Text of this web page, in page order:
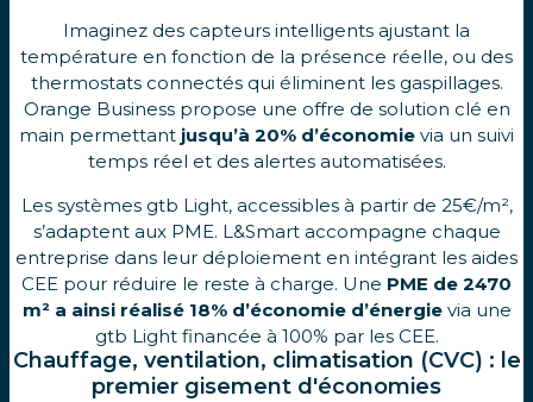
Imaginez des capteurs intelligents ajustant la
température en fonction de la présence réelle, ou des
thermostats connectés qui éliminent les gaspillages.
Orange Business propose une offre de solution clé en
main permettant jusqu’à 20% d’économie via un suivi
temps réel et des alertes automatisées.
Les systèmes gtb Light, accessibles à partir de 25€/m²,
s’adaptent aux PME. L&Smart accompagne chaque
entreprise dans leur déploiement en intégrant les aides
CEE pour réduire le reste à charge. Une PME de 2470
m² a ainsi réalisé 18% d’économie d’énergievia une
gtb Light financée à 100% par les CEE.
Chauffage, ventilation, climatisation (CVC) : le
premier gisement d'économies